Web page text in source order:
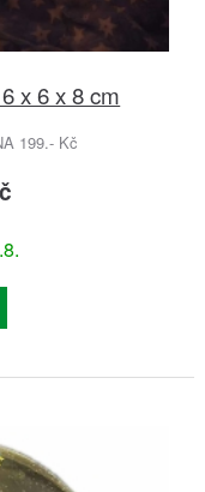
x 6 x 8 cm
199.- Kč